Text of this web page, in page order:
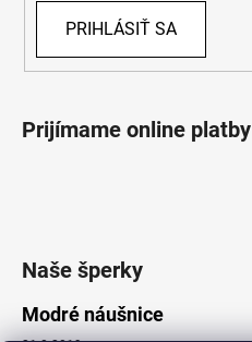
PRIHLÁSIŤ SA
Prijímame online platby
Naše šperky
Modré náušnice